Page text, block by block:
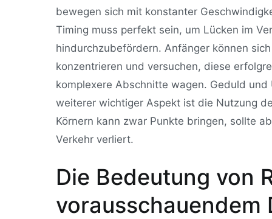
bewegen sich mit konstanter
Timing muss perfekt sein, um Lücken im
hindurchzubefördern. Anfänger können
konzentrieren und versuchen, diese
komplexere Abschnitte wagen. Geduld
weiterer wichtiger Aspekt ist die Nutzung
Körnern kann zwar Punkte bringen, sollte
Verkehr verliert.
Die Bedeutung von
vorausschauendem